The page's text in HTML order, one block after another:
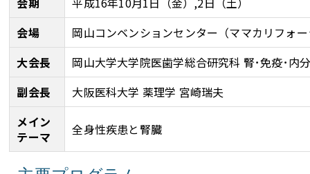
会場
岡山コンベンションセンター（ママカリフォ
大会長
岡山大学大学院医歯学総合研究科 腎･免疫･内
副会長
大阪医科大学 薬理学 宮崎瑞夫
メイン
テーマ
全身性疾患と腎臓